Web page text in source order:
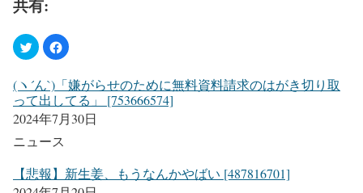
共有:
(ヽ´ん`)「嫌がらせのために無料資料請求のはがき切り取
って出してる」 [753666574]
2024年7月30日
ニュース
【悲報】新生姜、もうなんかやばい [487816701]